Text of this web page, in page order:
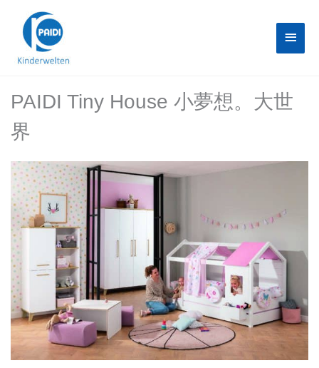
content
Main
Menu
PAIDI Tiny House 小夢想。大世
界